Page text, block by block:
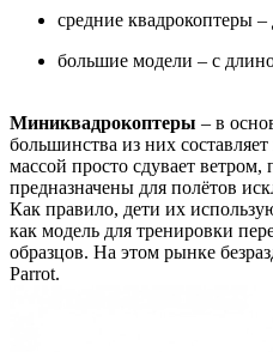
средние квадрокоптеры
большие модели – с
Миниквадрокоптеры – в
большинства из них
массой просто сдувает
предназначены для полётов
Как правило, дети их
как модель для тренировки
образцов. На этом рынке
Parrot.